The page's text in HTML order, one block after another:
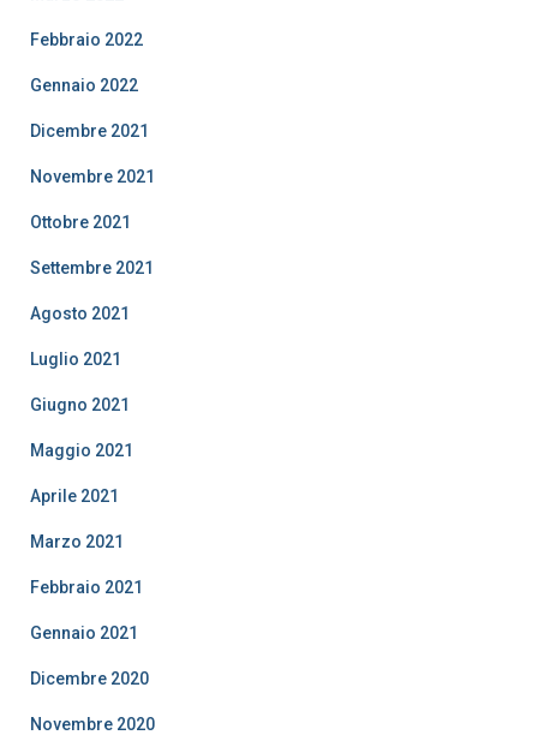
Febbraio 2022
Gennaio 2022
Dicembre 2021
Novembre 2021
Ottobre 2021
Settembre 2021
Agosto 2021
Luglio 2021
Giugno 2021
Maggio 2021
Aprile 2021
Marzo 2021
Febbraio 2021
Gennaio 2021
Dicembre 2020
Novembre 2020